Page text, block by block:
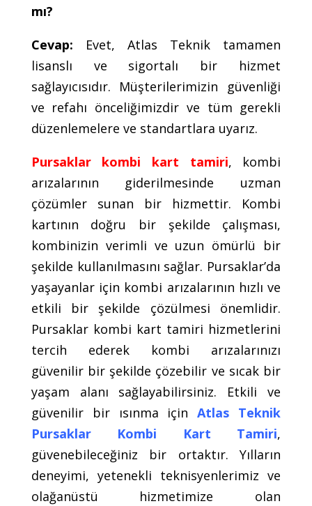
mı?
Cevap: Evet, Atlas Teknik tamamen
lisanslı ve sigortalı bir hizmet
sağlayıcısıdır. Müşterilerimizin güvenliği
ve refahı önceliğimizdir ve tüm gerekli
düzenlemelere ve standartlara uyarız.
Pursaklar kombi kart tamiri, kombi
arızalarının giderilmesinde uzman
çözümler sunan bir hizmettir. Kombi
kartının doğru bir şekilde çalışması,
kombinizin verimli ve uzun ömürlü bir
şekilde kullanılmasını sağlar. Pursaklar’da
yaşayanlar için kombi arızalarının hızlı ve
etkili bir şekilde çözülmesi önemlidir.
Pursaklar kombi kart tamiri hizmetlerini
tercih ederek kombi arızalarınızı
güvenilir bir şekilde çözebilir ve sıcak bir
yaşam alanı sağlayabilirsiniz. Etkili ve
güvenilir bir ısınma içinAtlas Teknik
Pursaklar Kombi Kart Tamiri,
güvenebileceğiniz bir ortaktır. Yılların
deneyimi, yetenekli teknisyenlerimiz ve
olağanüstü hizmetimize olan